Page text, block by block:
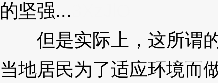
的坚强...
但是实际上，这所谓的
当地居民为了适应环境而